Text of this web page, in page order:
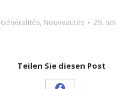
Généralités, Nouveautés 29.
Teilen Sie diesen Post